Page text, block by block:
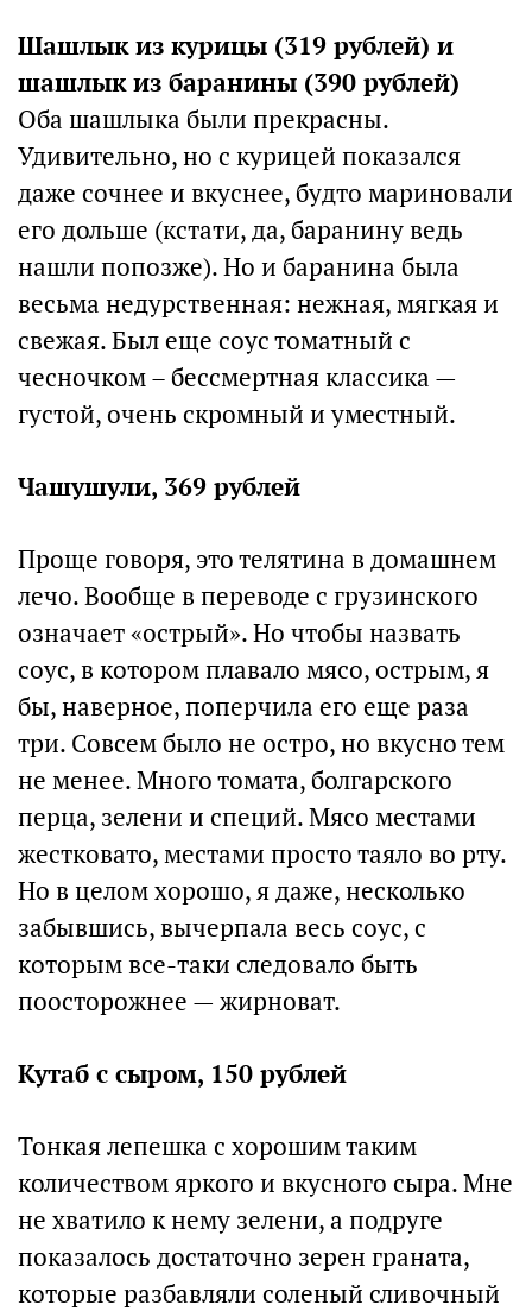
Шашлык из курицы (319 рублей) и
шашлык из баранины (390 рублей)
Оба шашлыка были прекрасны.
Удивительно, но с курицей показался
даже сочнее и вкуснее, будто мариновали
его дольше (кстати, да, баранину ведь
нашли попозже). Но и баранина была
весьма недурственная: нежная, мягкая и
свежая. Был еще соус томатный с
чесночком – бессмертная классика —
густой, очень скромный и уместный.
Чашушули, 369 рублей
Проще говоря, это телятина в домашнем
лечо. Вообще в переводе с грузинского
означает «острый». Но чтобы назвать
соус, в котором плавало мясо, острым, я
бы, наверное, поперчила его еще раза
три. Совсем было не остро, но вкусно тем
не менее. Много томата, болгарского
перца, зелени и специй. Мясо местами
жестковато, местами просто таяло во рту.
Но в целом хорошо, я даже, несколько
забывшись, вычерпала весь соус, с
которым все-таки следовало быть
поосторожнее — жирноват.
Кутаб с сыром, 150 рублей
Тонкая лепешка с хорошим таким
количеством яркого и вкусного сыра. Мне
не хватило к нему зелени, а подруге
показалось достаточно зерен граната,
которые разбавляли соленый сливочный